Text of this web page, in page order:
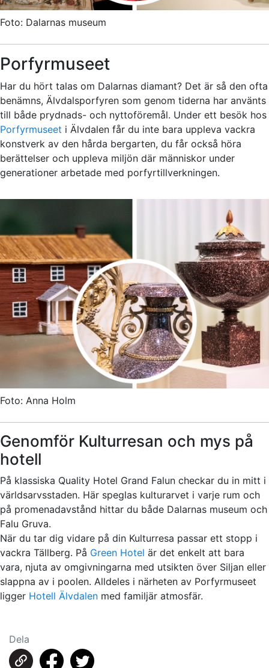
Foto: Dalarnas museum
Porfyrmuseet
Har du hört talas om Dalarnas diamant? Det är så den ofta
benämns, Älvdalsporfyren som genom tiderna har använts
till både prydnads- och nyttoföremål. Under ett besök hos
Porfyrmuseet i Älvdalen får du inte bara uppleva vackra
konstverk av den hårda bergarten, du får också höra
berättelser och uppleva miljön där människor under
generationer arbetade med porfyrtillverkningen.
Foto: Anna Holm
Genomför Kulturresan och mys på
hotell
På klassiska Quality Hotel Grand Falun checkar du in mitt i
världsarvsstaden. Här speglas kulturarvet i varje rum och
på promenadavstånd hittar du både Dalarnas museum och
Falu Gruva.
När du tar dig vidare på din Kulturresa passar ett stopp i
vackra Tällberg. På Green Hotel är det enkelt att bara
vara, njuta av omgivningarna med utsikten över Siljan eller
slappna av i poolen. Alldeles i närheten av Porfyrmuseet
ligger Hotell Älvdalen med familjär atmosfär.
Dela